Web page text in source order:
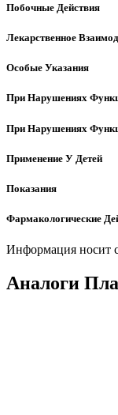
Побочные Действия
Лекарственное
Особые Указания
При Нарушениях
При Нарушениях
Применение У Детей
Показания
Фармакологические
Информация носит
Аналоги